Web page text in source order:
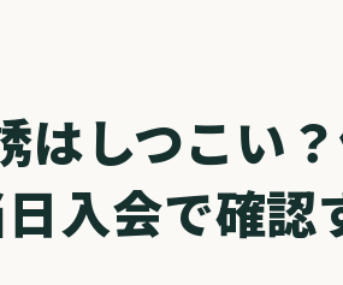
はしつこい
入会で確認